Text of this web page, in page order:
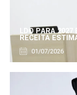
LDO PARA
RECEITA
01/07/2026